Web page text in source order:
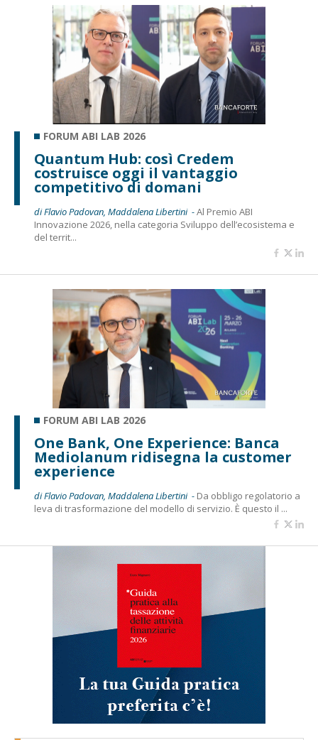
FORUM ABI LAB 2026
Quantum Hub: così Credem
costruisce oggi il vantaggio
competitivo di domani
di Flavio Padovan, Maddalena Libertini -Al Premio ABI
Innovazione 2026, nella categoria Sviluppo dell’ecosistema e
del territ...
FORUM ABI LAB 2026
One Bank, One Experience: Banca
Mediolanum ridisegna la customer
experience
di Flavio Padovan, Maddalena Libertini - Da obbligo regolatorio a
leva di trasformazione del modello di servizio. È questo il ...